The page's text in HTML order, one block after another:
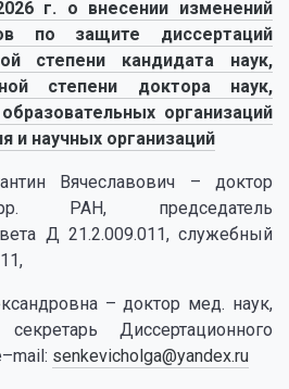
г. о внесении изменений
по защите диссертаций
степени кандидата наук,
степени доктора наук,
организаций
и научных организаций
Вячеславович – доктор
РАН, председатель
Д 21.2.009.011, служебный
– доктор мед. наук,
Диссертационного
senkevicholga@yandex.ru